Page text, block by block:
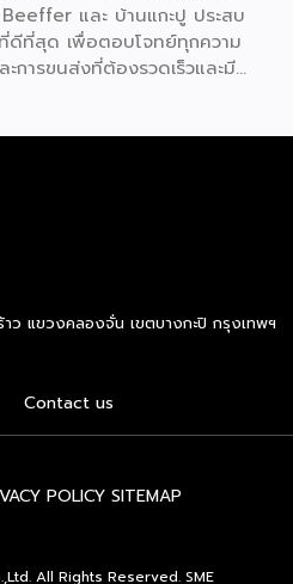
และ บ้านแกะปู ประสบ
ดีที่สุด เพื่อตอบโจทย์ทุกความ
การขนส่งที่ต้องรวดเร็วและมี
ารเป็นแบรนด์ที่ได้รับความนิยม
ไม่ได้เกิดขึ้นจากแค่การมี
ะเลในอ่างศิลา กับความสำเร็จ
นค้า ตอบโจทย์ painpoint ของ
หรือ บ้านแกะปู สิ่งที่ทั้งสอง
กขนส่งควบคุมอุณหภูมิที่มีความ
ต่ยังเป็นตัวช่วยสำคัญในการ
ว แขวงคลองจั่น เขตบางกะปิ กรุงเทพฯ
Contact us
POLICY SITEMAP
All Rights Reserved. SME